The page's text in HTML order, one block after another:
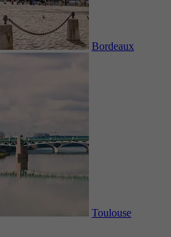
Bordeaux
Toulouse